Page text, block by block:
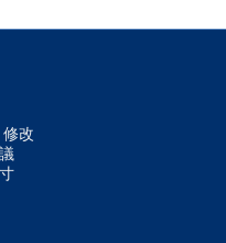
修改